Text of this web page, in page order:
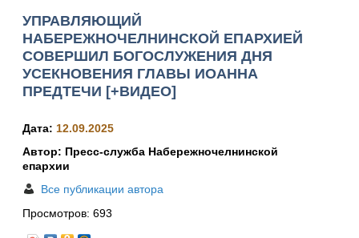
УПРАВЛЯЮЩИЙ
НАБЕРЕЖНОЧЕЛНИНСКОЙ ЕПАРХИЕЙ
СОВЕРШИЛ БОГОСЛУЖЕНИЯ ДНЯ
УСЕКНОВЕНИЯ ГЛАВЫ ИОАННА
ПРЕДТЕЧИ [+ВИДЕО]
Дата: 12.09.2025
Автор: Пресс-служба Набережночелнинской
епархии
Все публикации автора
Просмотров: 693